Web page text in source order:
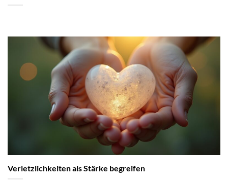
Verletzlichkeiten als Stärke begreifen